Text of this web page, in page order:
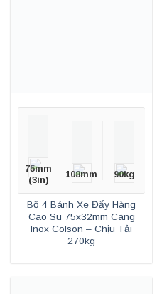
75mm
(3in)
108mm 90kg
Bộ 4 Bánh Xe Đẩy Hàng
Cao Su 75x32mm Càng
Inox Colson – Chịu Tải
270kg